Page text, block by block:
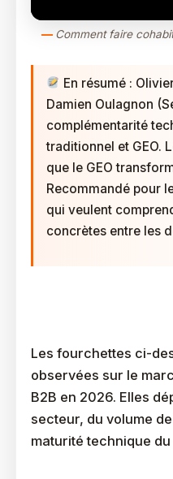
Comment faire
En résumé :
Damien Oulagnon
complémentarité
traditionnel et GEO.
que le GEO
Recommandé pour
qui veulent
concrètes entre les
Les fourchettes ci-
observées sur le
B2B en 2026. Elles
secteur, du volume
maturité technique du